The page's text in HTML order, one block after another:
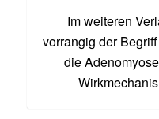
Im weiteren
vorrangig der
die